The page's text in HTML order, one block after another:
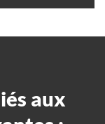
aux